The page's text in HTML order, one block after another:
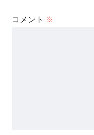
コメント ※